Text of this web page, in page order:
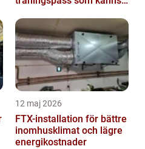
12 maj 2026
FTX-installation för bättre
inomhusklimat och lägre
energikostnader